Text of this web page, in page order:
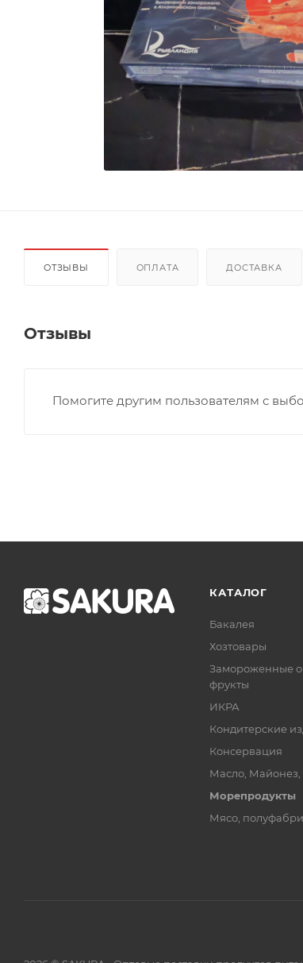
ОТЗЫВЫ ОПЛАТА ДОСТАВКА
Отзывы
Помогите другим пользователям с
КАТАЛОГ
Бакалея
Хозтовары
Замороженные
фрукты
ИКРА
Кондитерские
Консервация
Масло, Майонез,
Морепродукты
Мясо,